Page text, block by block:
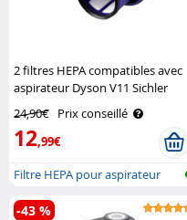
2 filtres HEPA compatibles avec
aspirateur Dyson V11 Sichler
24,90€ Prix conseillé
12,99€
Filtre HEPA pour aspirateur
Dyson, ..
-43 %